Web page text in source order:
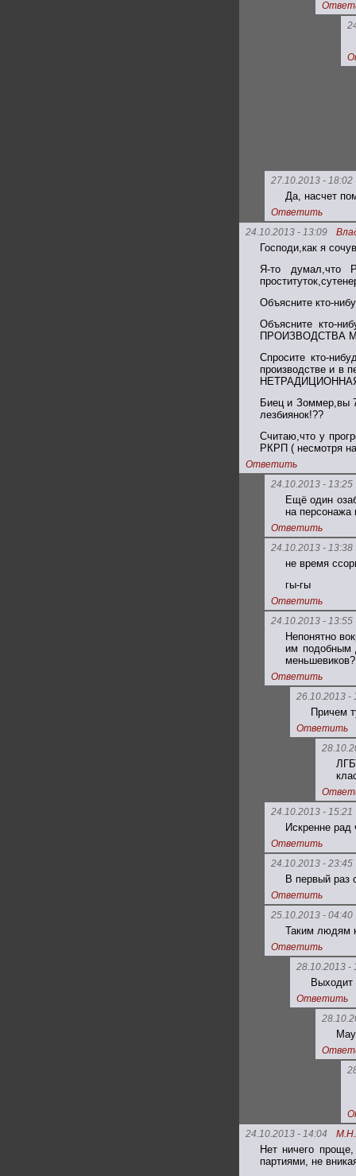
27.10.2013 - 18:02
Да, насчет
Ответить
24.10.2013 - 13:09
Господи,как я
Я-то думал,что
Объясните кто-
Объясните кто-
ПРОИЗВОДСТВА
Спросите кто-
производстве и в
Биец и Зоммер,вы
лезбиянок!??
Считаю,что у
РКРП ( несмотря на
Ответить
24.10.2013 - 13:25
Ещё один
на персонажа
Ответить
24.10.2013 - 13:38
не время
гы-гы
Ответить
24.10.2013 - 13:55
Непонятно
им подобным
меньшевиков?
Ответить
26.10.2013 -
Причем
Ответить
24.10.2013 - 15:21
Искренне рад
Ответить
24.10.2013 - 23:45
В первый раз
Ответить
25.10.2013 - 04:40
Таким людям
Ответить
28.10.2013 -
Выходит
Ответить
24.10.2013 - 14:04
Нет ничего
партиями, не